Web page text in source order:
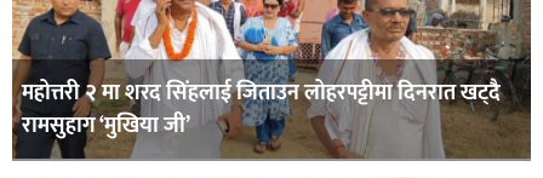
महोत्तरी २ मा शरद सिंहलाई जिताउन लोहरपट्टीमा दिनरात खट्दै
रामसुहाग ‘मुखिया जी’